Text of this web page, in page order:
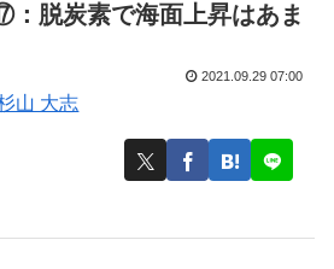
脱炭素で海面上昇はあま
山 大志
2021.09.29 07:00